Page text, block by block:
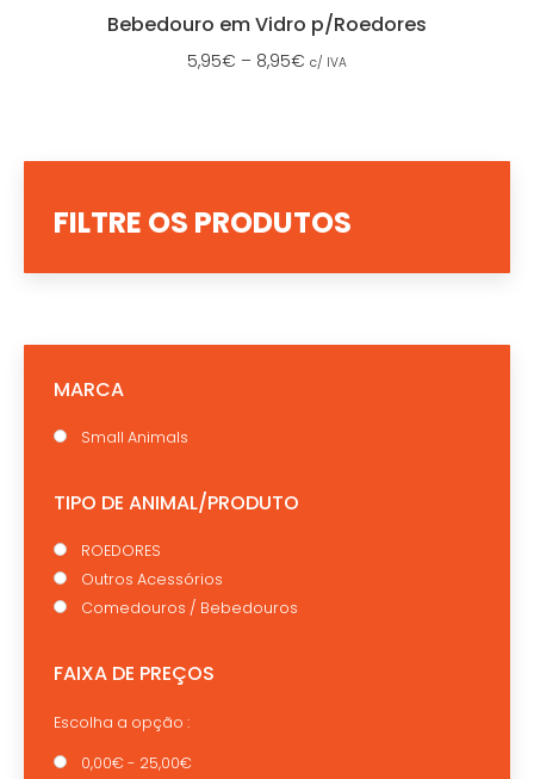
Bebedouro em Vidro p/Roedores
5,95€ – 8,95€ c/ IVA
FILTRE OS PRODUTOS
MARCA
Small Animals
TIPO DE ANIMAL/PRODUTO
ROEDORES
Outros Acessórios
Comedouros / Bebedouros
FAIXA DE PREÇOS
Escolha a opção :
0,00€ - 25,00€